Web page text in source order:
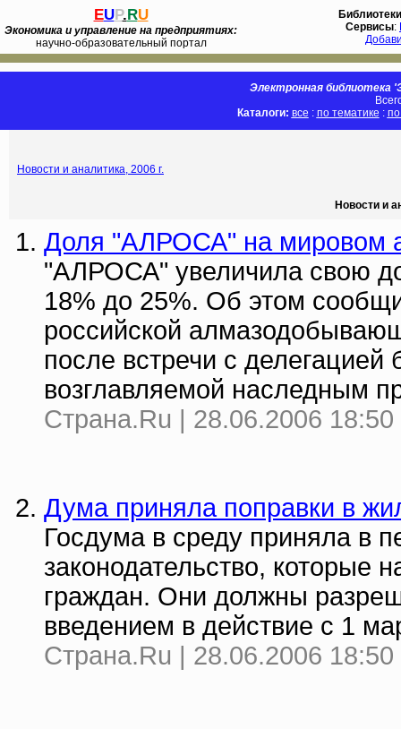
EUP.RU
Экономика и управление на предприятиях:
научно-образовательный портал
Библиотеки
Сервисы:
Электронная библиотека
Каталоги: все : по тематике :
Новости и аналитика, 2006 г.
Новости и
Доля "АЛРОСА" на мировом
"АЛРОСА" увеличила свою
18% до 25%. Об этом
российской
после встречи с делегацией
возглавляемой наследным
Страна.Ru | 28.06.2006 18:50
Дума приняла поправки в
Госдума в среду приняла в
законодательство,
граждан. Они должны
введением в действие с 1
Страна.Ru | 28.06.2006 18:50